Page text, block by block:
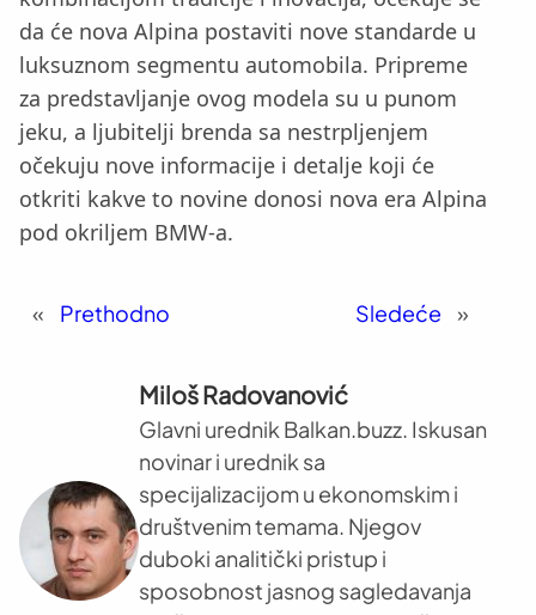
da će nova Alpina postaviti nove standarde u
luksuznom segmentu automobila. Pripreme
za predstavljanje ovog modela su u punom
jeku, a ljubitelji brenda sa nestrpljenjem
očekuju nove informacije i detalje koji će
otkriti kakve to novine donosi nova era Alpina
pod okriljem BMW-a.
« Prethodno Sledeće »
Miloš Radovanović
Glavni urednik Balkan.buzz. Iskusan
novinar i urednik sa
specijalizacijom u ekonomskim i
društvenim temama. Njegov
duboki analitički pristup i
sposobnost jasnog sagledavanja